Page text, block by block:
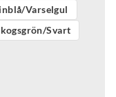
Varselgul
Svart